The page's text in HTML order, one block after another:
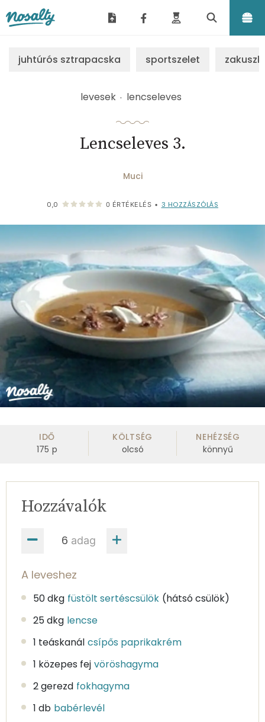
juhtúrós sztrapacska sportszelet
levesek lencseleves
Lencseleves 3.
Muci
0,0 0 ÉRTÉKELÉS • 3 HOZZÁSZÓLÁS
IDŐ
175 p
KÖLTSÉG
olcsó
NEHÉZSÉG
könnyű
adag
Hozzávalók
A leveshez
50 dkg füstölt sertéscsülök (hátsó csülök)
25 dkg lencse
1 teáskanál csípős paprikakrém
1 közepes fej vöröshagyma
2 gerezd fokhagyma
1 db babérlevél